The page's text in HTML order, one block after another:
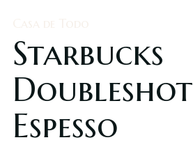
Starbucks
Doubleshot
Espesso